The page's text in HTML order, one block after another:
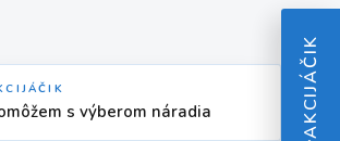
s výberom náradia AKCIJÁČIK